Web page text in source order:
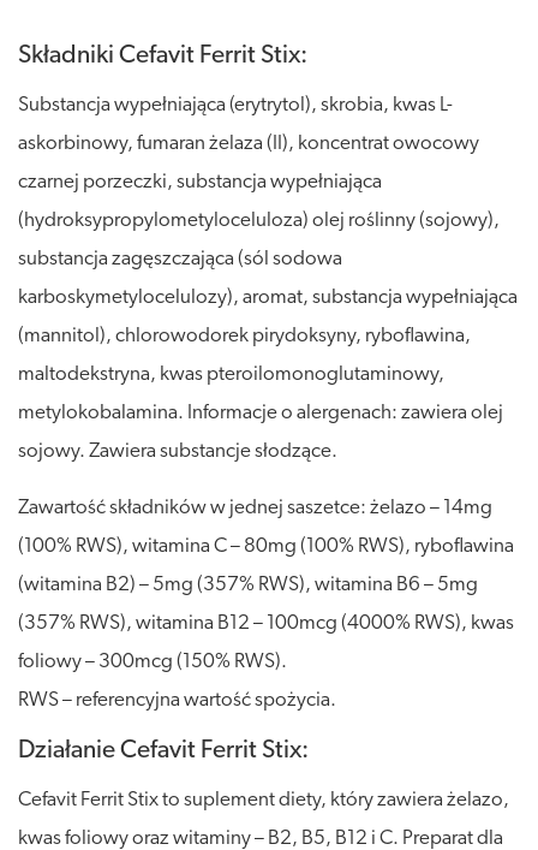
Składniki Cefavit Ferrit Stix:
Substancja wypełniająca (erytrytol), skrobia, kwas L-
askorbinowy, fumaran żelaza (II), koncentrat owocowy
czarnej porzeczki, substancja wypełniająca
(hydroksypropylometyloceluloza) olej roślinny (sojowy),
substancja zagęszczająca (sól sodowa
karboskymetylocelulozy), aromat, substancja wypełniająca
(mannitol), chlorowodorek pirydoksyny, ryboflawina,
maltodekstryna, kwas pteroilomonoglutaminowy,
metylokobalamina. Informacje o alergenach: zawiera olej
sojowy. Zawiera substancje słodzące.
Zawartość składników w jednej saszetce: żelazo – 14mg
(100% RWS), witamina C – 80mg (100% RWS), ryboflawina
(witamina B2) – 5mg (357% RWS), witamina B6 – 5mg
(357% RWS), witamina B12 – 100mcg (4000% RWS), kwas
foliowy – 300mcg (150% RWS).
RWS – referencyjna wartość spożycia.
Działanie Cefavit Ferrit Stix:
Cefavit Ferrit Stix to suplement diety, który zawiera żelazo,
kwas foliowy oraz witaminy – B2, B5, B12 i C. Preparat dla